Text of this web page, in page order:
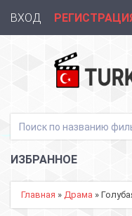
ВХОД
ИЗБРАННОЕ
Главная » Драма »